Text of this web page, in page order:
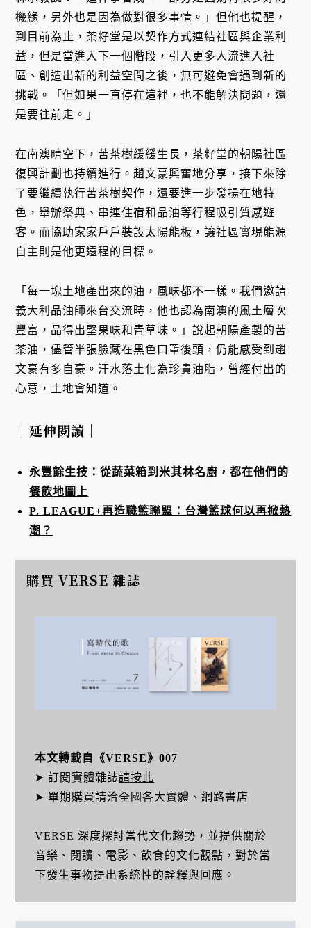
機緣，另外也是因為做對很多事情。」但他也提醒，
到目前為止，茶籽堂是以契作方式連結社區與企業利
益，但是當進入下一個階段，引入更多人流進入社
區、創造出新的利益空間之後，無可避免會遇到新的
挑戰。「但如果一直停在這裡，也不能解決問題，還
是要往前走。」
在南澳晴空下，苦茶樹緩緩生長，茶籽堂的朝陽社區
復興計劃也持續進行。趙文豪興奮地分享，接下來除
了要繼續執行苦茶樹契作，還要進一步發揚在地特
色，舉辦祭典、串連住宿和品油等行程吸引質感遊
客。而協助家家戶戶裝設太陽能板，讓社區實現能源
自主則是他更遠程的目標。
「每一塊土地產出來的油，風味都不一樣。我們邀請
義大利品油師來台交流時，他也認為南澳的風土層次
豐富，品得出堅果味和青草味。」說起朝陽產製的苦
茶油，儘管半張臉藏在黑色口罩後頭，仍能感受到趙
文豪有多自豪。汗水落土化為珍貴油脂，曾經付出的
心意，土地會知道。
｜延伸閱讀｜
永豐餘生技：從蔬菜箱到米其林名廚，都在他們的
餐飲地圖上
P. LEAGUE+再造職籃聯盟：台灣籃球何以再掀熱
潮？
購買 VERSE 雜誌
本文轉載自《VERSE》007
➤ 訂閱實體雜誌請按此
➤ 單期購買請洽全國各大實體、網路書店
VERSE 深度探討當代文化趨勢，並提供關於
音樂、閱讀、電影、飲食的文化觀點，對於當
下發生事物提出系統性的詮釋與回應。